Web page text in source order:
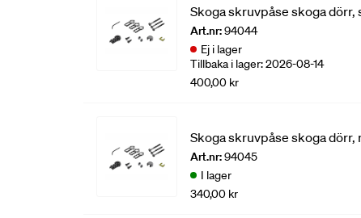
Skoga skruvpåse skoga dörr,
Art.nr:94044
Ej i lager
Tillbaka i lager: 2026-08-14
400,00 kr
Skoga skruvpåse skoga dörr,
Art.nr:94045
I lager
340,00 kr